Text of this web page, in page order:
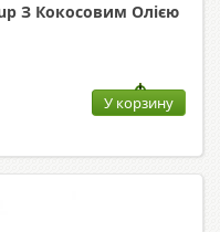
З Кокосовим Олією
У корзину